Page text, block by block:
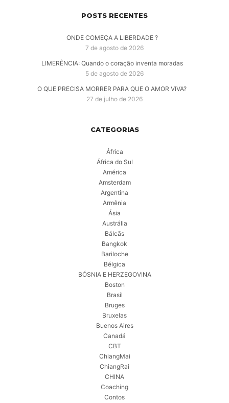
POSTS RECENTES
ONDE COMEÇA A LIBERDADE ?
7 de agosto de 2026
LIMERÊNCIA: Quando o coração inventa moradas
5 de agosto de 2026
O QUE PRECISA MORRER PARA QUE O AMOR VIVA?
27 de julho de 2026
CATEGORIAS
África
África do Sul
América
Amsterdam
Argentina
Armênia
Ásia
Austrália
Bálcãs
Bangkok
Bariloche
Bélgica
BÓSNIA E HERZEGOVINA
Boston
Brasil
Bruges
Bruxelas
Buenos Aires
Canadá
CBT
ChiangMai
ChiangRai
CHINA
Coaching
Contos